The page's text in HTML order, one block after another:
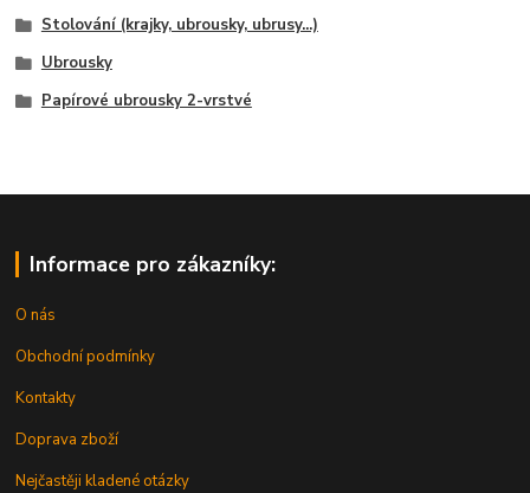
Stolování (krajky, ubrousky, ubrusy...)
Ubrousky
Papírové ubrousky 2-vrstvé
Informace pro zákazníky:
O nás
Obchodní podmínky
Kontakty
Doprava zboží
Nejčastěji kladené otázky